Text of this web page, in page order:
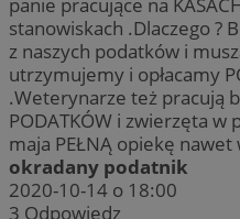
stanowiskach .Dlaczego ?
z naszych podatków i
utrzymujemy i opłacamy
.Weterynarze też pracują
PODATKÓW i zwierzęta
maja PEŁNĄ opiekę nawet
okradany podatnik
2020-10-14 o 18:00
3 Odpowiedz